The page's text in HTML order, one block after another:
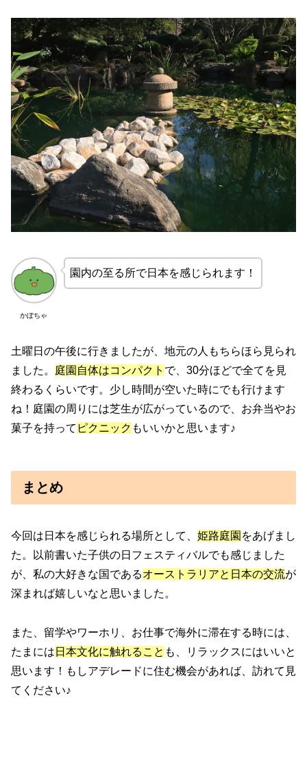
かぼちゃ
園内の至る所で日本を感じられます！
土曜日の午後に行きましたが、地元の人もちらほら見られ
ました。 庭園自体はコンパクト で、30分ほどで全てを見
終わるくらいです。少し時間が空いた時にでも行けます
ね！庭園の周りには芝生が広がっているので、お弁当やお
菓子を持って ピクニック もいいかと思います♪
まとめ
今回は日本を感じられる場所として、 姫路庭園 をあげまし
た。以前書いた子供の日フェスティバルでも感じました
が、私の大好きな国であるオーストラリアと日本の交流が
深まれば嬉しいなと思いました。
また、留学やワーホリ、お仕事で海外に滞在する時には、
たまには 日本文化に触れること も、リラックスにはいいと
思います！もしアデレードに住む機会があれば、訪れて見
てください♪